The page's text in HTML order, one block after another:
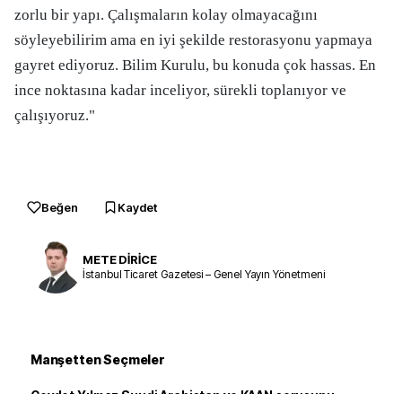
zorlu bir yapı. Çalışmaların kolay olmayacağını
söyleyebilirim ama en iyi şekilde restorasyonu yapmaya
gayret ediyoruz. Bilim Kurulu, bu konuda çok hassas. En
ince noktasına kadar inceliyor, sürekli toplanıyor ve
çalışıyoruz."
Beğen Kaydet
METE DİRİCE
İstanbul Ticaret Gazetesi – Genel Yayın Yönetmeni
Manşetten Seçmeler